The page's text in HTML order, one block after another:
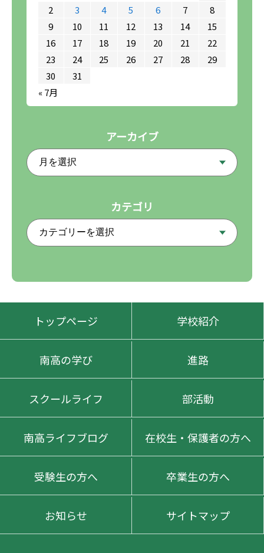
2
3 4 5 6 7
8
9
10 11 12 13 14
15
16
17 18 19 20 21
22
23
24 25 26 27 28
29
30
31
« 7月
アーカイブ
カテゴリ
トップページ 学校紹介
南高の学び 進路
スクールライフ 部活動
南高ライフブログ 在校生・保護者の方へ
受験生の方へ 卒業生の方へ
お知らせ サイトマップ